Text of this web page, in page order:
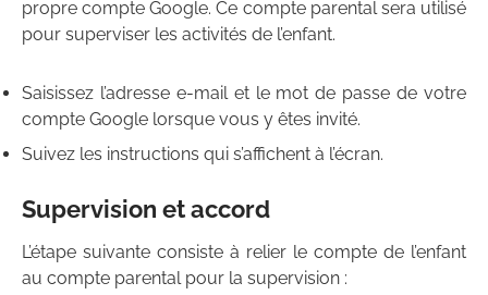
propre compte Google. Ce compte parental sera utilisé
pour superviser les activités de l’enfant.
Saisissez l’adresse e-mail et le mot de passe de votre
compte Google lorsque vous y êtes invité.
Suivez les instructions qui s’affichent à l’écran.
Supervision et accord
L’étape suivante consiste à relier le compte de l’enfant
au compte parental pour la supervision :